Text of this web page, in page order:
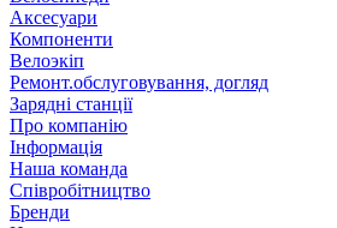
Аксесуари
Компоненти
Велоэкіп
Ремонт.обслуговування, догляд
Зарядні станції
Про компанію
Інформація
Наша команда
Співробітництво
Бренди